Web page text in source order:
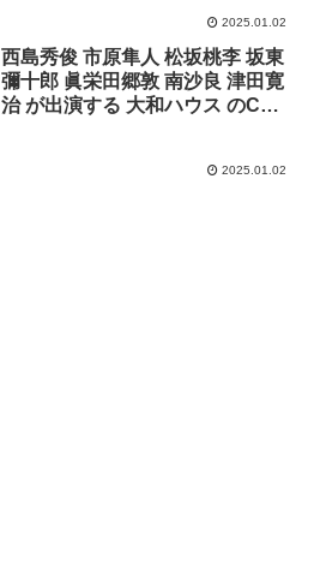
2025.01.02
西島秀俊 市原隼人 松坂桃李 坂東
彌十郎 眞栄田郷敦 南沙良 津田寛
治 が出演する 大和ハウス のCM
2025.01.02